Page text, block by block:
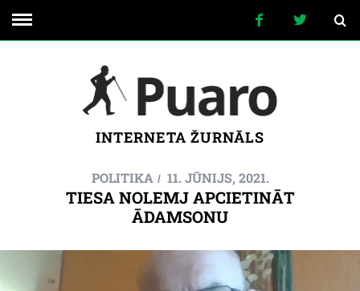
INTERNETA ŽURNĀLS
POLITIKA 11. JŪNIJS, 2021.
TIESA NOLEMJ APCIETINĀT
ĀDAMSONU